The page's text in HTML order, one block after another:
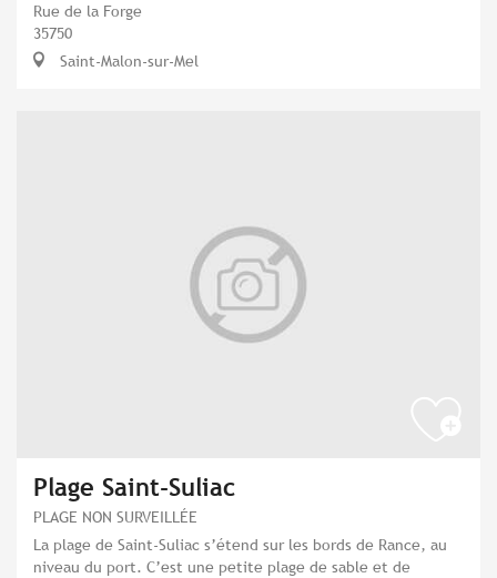
Rue de la Forge
35750
Saint-Malon-sur-Mel
Plage Saint-Suliac
PLAGE NON SURVEILLÉE
La plage de Saint-Suliac s’étend sur les bords de Rance, au
niveau du port. C’est une petite plage de sable et de